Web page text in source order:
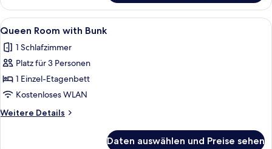
2 Doppelbetten,
rollstuhlgeeignete
Dusche
Alle
Fotos
für
Queen
Room
with
Bunk
anzeigen
Ein kleines Schlafzimmer mit
7
Queen Room with Bunk
1 Schlafzimmer
Platz für 3 Personen
1 Einzel-Etagenbett
Kostenloses WLAN
Weitere Details
Weitere
Daten auswählen und Preise sehen